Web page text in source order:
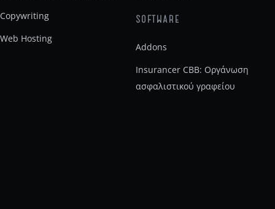
Copywriting
Web Hosting
SOFTWARE
Addons
Insurancer CBB: Οργάνωση
ασφαλιστικού γραφείου